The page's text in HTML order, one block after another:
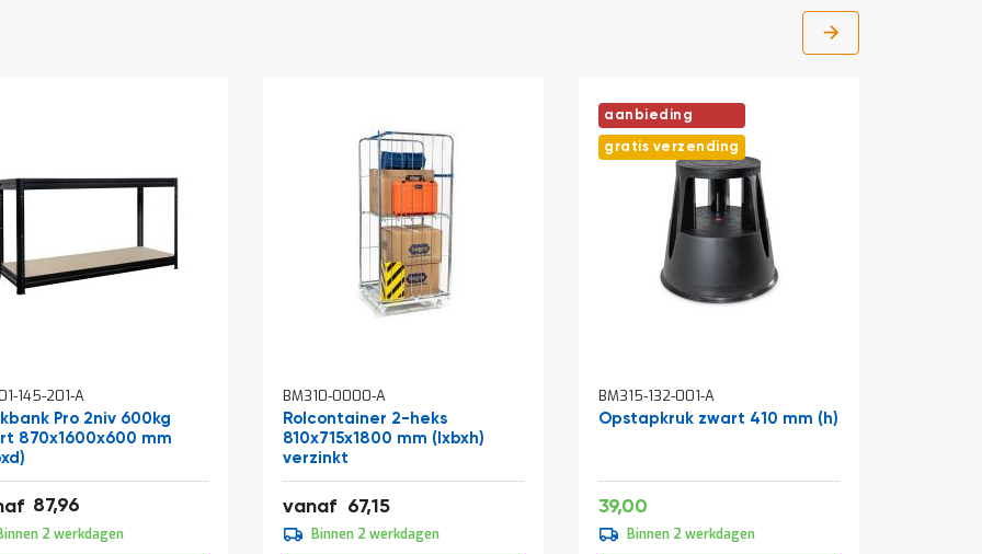
145-201-A
Pro 2niv 600kg
870x1600x600 mm
87,96
2 werkdagen
BM310-0000-A
Rolcontainer 2-heks
810x715x1800 mm (lxbxh)
verzinkt
vanaf 67,15
Binnen 2 werkdagen
aanbieding
gratis verzending
BM315-132-001-A
Opstapkruk zwart 410 mm (h)
Speciale
prijs
39,00
winkelwagen
Binnen 2 werkdagen